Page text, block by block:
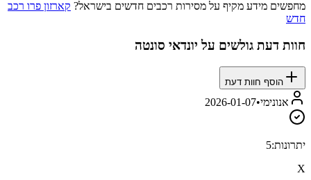
מחפשים מידע מקיף על מסירות רכבים חדשים בישראל? קארזון פרו רכב
חדש
חוות דעת גולשים על יונדאי סונטה
הוסף חוות דעת
אנונימי•
2026-01-07
יתרונות:5
X